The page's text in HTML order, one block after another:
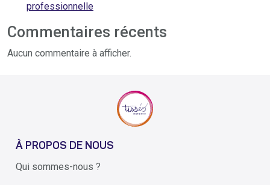
professionnelle
Commentaires récents
Aucun commentaire à afficher.
À PROPOS DE NOUS
Qui sommes-nous ?